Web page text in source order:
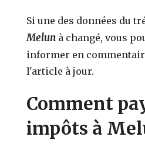
Si une des données du
Melun à changé, vous
informer en
l'article à jour.
Comment
impôts à